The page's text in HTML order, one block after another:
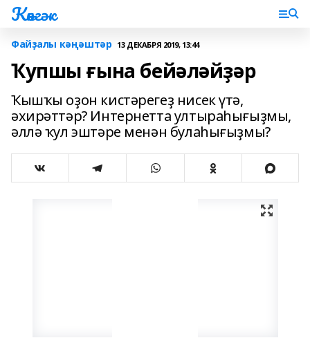
Көнгәк
Файҙалы кәңәштәр 13 ДЕКАБРЯ 2019, 13:44
Ҡупшы ғына бейәләйҙәр
Ҡышҡы оҙон кистәрегеҙ нисек үтә,
әхирәттәр? Интернетта ултыраһығыҙмы,
әллә ҡул эштәре менән булаһығыҙмы?